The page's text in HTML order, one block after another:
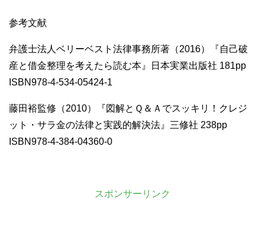
参考文献
弁護士法人ベリーベスト法律事務所著（2016）『自己破
産と借金整理を考えたら読む本』日本実業出版社 181pp
ISBN978-4-534-05424-1
藤田裕監修（2010）『図解とＱ＆Ａでスッキリ！クレジ
ット・サラ金の法律と実践的解決法』三修社 238pp
ISBN978-4-384-04360-0
スポンサーリンク